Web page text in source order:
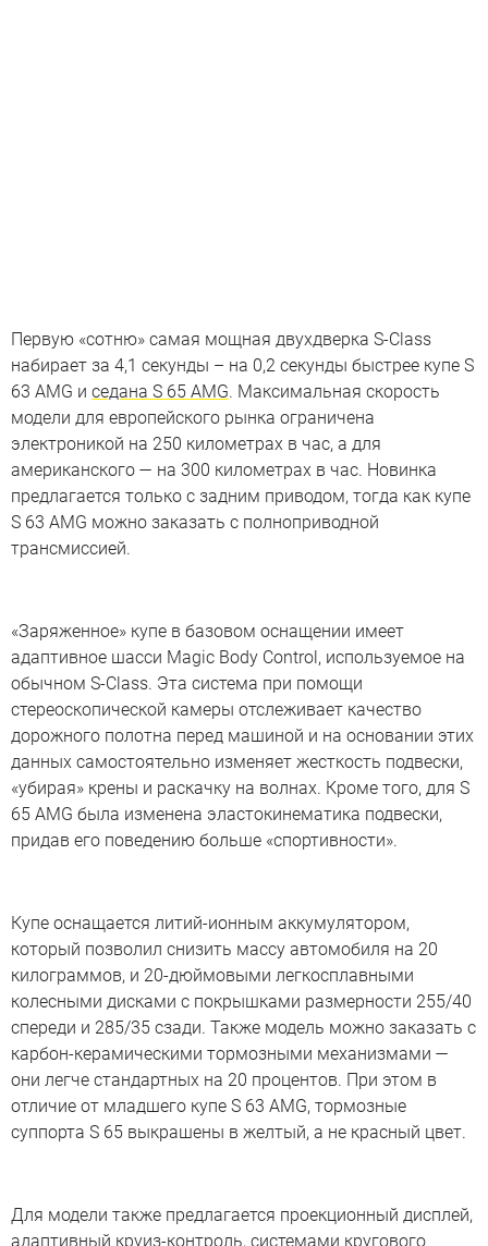
Первую «сотню» самая мощная двухдверка S-Class
набирает за 4,1 секунды – на 0,2 секунды быстрее купе S
63 AMG и седана S 65 AMG. Максимальная скорость
модели для европейского рынка ограничена
электроникой на 250 километрах в час, а для
американского — на 300 километрах в час. Новинка
предлагается только с задним приводом, тогда как купе
S 63 AMG можно заказать с полноприводной
трансмиссией.
«Заряженное» купе в базовом оснащении имеет
адаптивное шасси Magic Body Control, используемое на
обычном S-Class. Эта система при помощи
стереоскопической камеры отслеживает качество
дорожного полотна перед машиной и на основании этих
данных самостоятельно изменяет жесткость подвески,
«убирая» крены и раскачку на волнах. Кроме того, для S
65 AMG была изменена эластокинематика подвески,
придав его поведению больше «спортивности».
Купе оснащается литий-ионным аккумулятором,
который позволил снизить массу автомобиля на 20
килограммов, и 20-дюймовыми легкосплавными
колесными дисками с покрышками размерности 255/40
спереди и 285/35 сзади. Также модель можно заказать с
карбон-керамическими тормозными механизмами —
они легче стандартных на 20 процентов. При этом в
отличие от младшего купе S 63 AMG, тормозные
суппорта S 65 выкрашены в желтый, а не красный цвет.
Для модели также предлагается проекционный дисплей,
адаптивный круиз-контроль, системами кругового